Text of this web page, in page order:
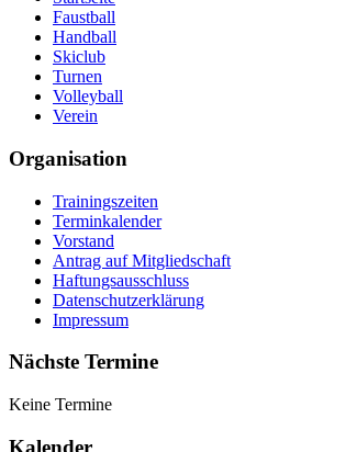
Faustball
Handball
Skiclub
Turnen
Volleyball
Verein
Organisation
Trainingszeiten
Terminkalender
Vorstand
Antrag auf Mitgliedschaft
Haftungsausschluss
Datenschutzerklärung
Impressum
Nächste Termine
Keine Termine
Kalender